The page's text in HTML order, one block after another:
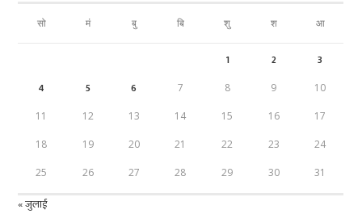
सो मं बु बि शु श आ
1 2
3
4
5 6 7 8 9 10
11 12 13 14 15 16 17
18 19 20 21 22 23 24
25 26 27 28 29 30 31
« जुलाई